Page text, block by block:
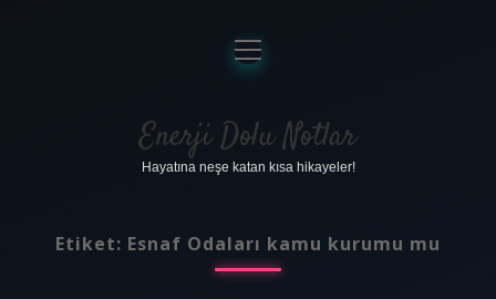
Anasayfa
Gizlilik Politikası
Yasal Uyarı
menüyü
aç
Enerji Dolu Notlar
Hayatına neşe katan kısa hikayeler!
Etiket: Esnaf Odaları kamu kurumu mu